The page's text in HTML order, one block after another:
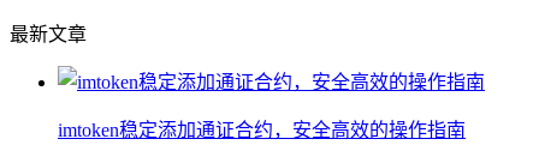
最新文章
imtoken稳定添加通证合约，安全高效的操作指南